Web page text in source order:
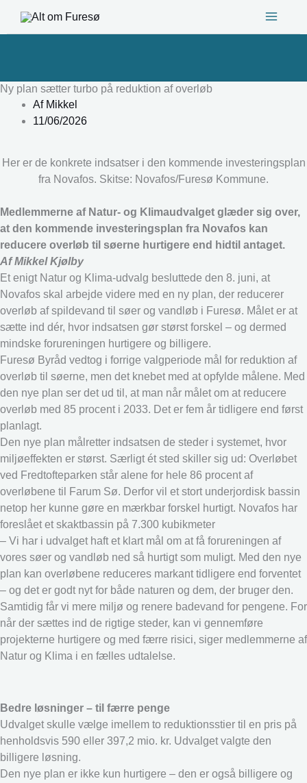
Ny plan sætter turbo på reduktion af overløb
AfMikkel
11/06/2026
Her er de konkrete indsatser i den kommende investeringsplan
fra Novafos. Skitse: Novafos/Furesø Kommune.
Medlemmerne af Natur- og Klimaudvalget glæder sig over,
at den kommende investeringsplan fra Novafos kan
reducere overløb til søerne hurtigere end hidtil antaget.
Af Mikkel Kjølby
Et enigt Natur og Klima-udvalg besluttede den 8. juni, at
Novafos skal arbejde videre med en ny plan, der reducerer
overløb af spildevand til søer og vandløb i Furesø. Målet er at
sætte ind dér, hvor indsatsen gør størst forskel – og dermed
mindske forureningen hurtigere og billigere.
Furesø Byråd vedtog i forrige valgperiode mål for reduktion af
overløb til søerne, men det knebet med at opfylde målene. Med
den nye plan ser det ud til, at man når målet om at reducere
overløb med 85 procent i 2033. Det er fem år tidligere end først
planlagt.
Den nye plan målretter indsatsen de steder i systemet, hvor
miljøeffekten er størst. Særligt ét sted skiller sig ud: Overløbet
ved Fredtofteparken står alene for hele 86 procent af
overløbene til Farum Sø. Derfor vil et stort underjordisk bassin
netop her kunne gøre en mærkbar forskel hurtigt. Novafos har
foreslået et skaktbassin på 7.300 kubikmeter
– Vi har i udvalget haft et klart mål om at få forureningen af
vores søer og vandløb ned så hurtigt som muligt. Med den nye
plan kan overløbene reduceres markant tidligere end forventet
– og det er godt nyt for både naturen og dem, der bruger den.
Samtidig får vi mere miljø og renere badevand for pengene. For
når der sættes ind de rigtige steder, kan vi gennemføre
projekterne hurtigere og med færre risici, siger medlemmerne af
Natur og Klima i en fælles udtalelse.
Bedre løsninger – til færre penge
Udvalget skulle vælge imellem to reduktionsstier til en pris på
henholdsvis 590 eller 397,2 mio. kr. Udvalget valgte den
billigere løsning.
Den nye plan er ikke kun hurtigere – den er også billigere og